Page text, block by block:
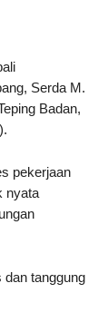
Serda M.
Badan,
pekerjaan
nyata
tanggung